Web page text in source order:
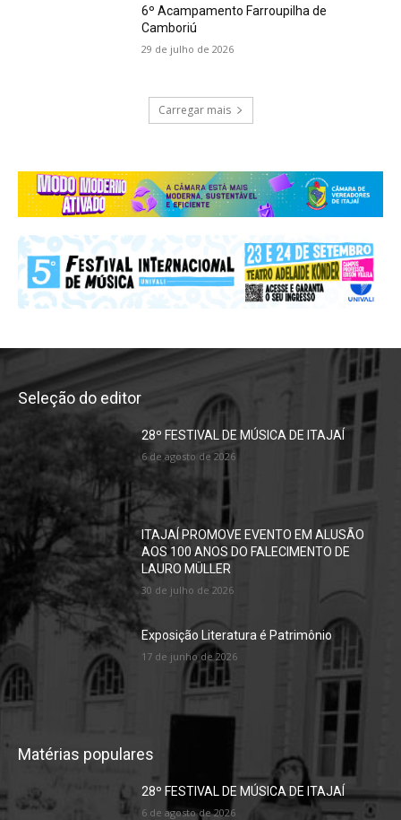
6º Acampamento Farroupilha de
Camboriú
29 de julho de 2026
Carregar mais
Seleção do editor
28º FESTIVAL DE MÚSICA DE ITAJAÍ
6 de agosto de 2026
ITAJAÍ PROMOVE EVENTO EM ALUSÃO
AOS 100 ANOS DO FALECIMENTO DE
LAURO MÜLLER
30 de julho de 2026
Exposição Literatura é Patrimônio
17 de junho de 2026
Matérias populares
28º FESTIVAL DE MÚSICA DE ITAJAÍ
6 de agosto de 2026